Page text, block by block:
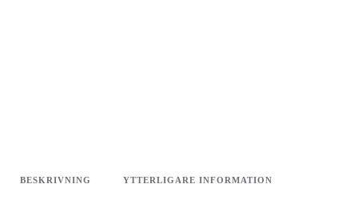
BESKRIVNING YTTERLIGARE INFORMATION